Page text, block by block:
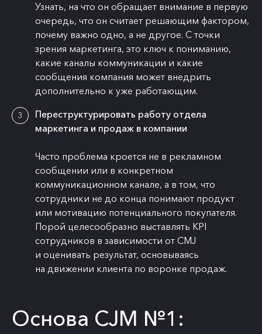
Узнать, на что он обращает внимание в первую
очередь, что он считает решающим фактором,
почему важно одно, а не другое. С точки
зрения маркетинга, это ключ к пониманию,
какие каналы коммуникации и какие
сообщения компания может внедрить
дополнительно к уже работающим.
Переструктурировать работу отдела
маркетинга и продаж в компании
Часто проблема кроется не в рекламном
сообщении или в конкретном
коммуникационном канале, а в том, что
сотрудники не до конца понимают продукт
или мотивацию потенциального покупателя.
Порой целесообразно выставлять KPI
сотрудников в зависимости от CMJ
и оценивать результат, основываясь
на движении клиента по воронке продаж.
Основа CJM №1: